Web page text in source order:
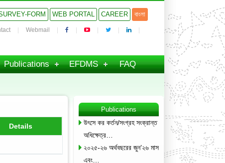
FORM WEB PORTAL CAREER বাংলা
Webmail
Publications EFDMS FAQ
Details
Publications
উৎসে কর কর্তন/সংগ্রহ সংক্রান্ত
অধিক্ষেত্র…
২০২৫-২৬ অর্থবছরের জুন’২৬ মাস
এবং…